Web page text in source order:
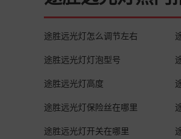
途胜远光灯怎么调节左右
途胜远光灯灯泡型号
途胜远光灯高度
途胜远光灯保险丝在哪里
途胜远光灯开关在哪里